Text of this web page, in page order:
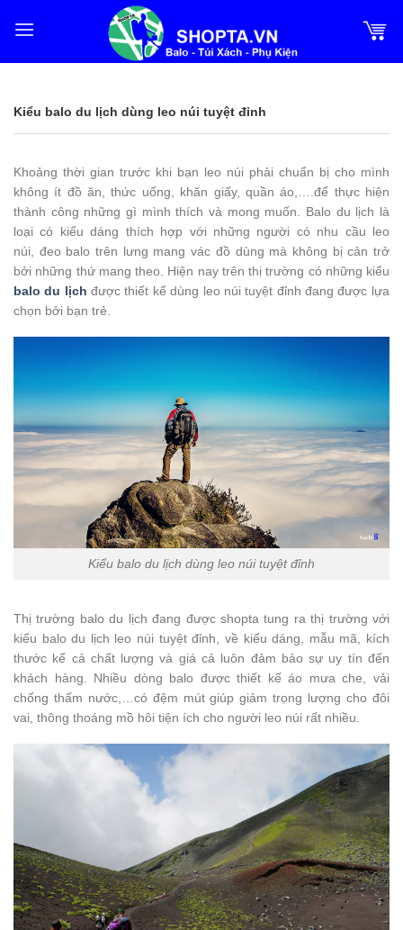
qua
Kiểu balo du lịch dùng leo núi tuyệt đỉnh
Khoảng thời gian trước khi bạn leo núi phải chuẩn bị cho mình
không ít đồ ăn, thức uống, khăn giấy, quần áo,….để thực hiện
thành công những gì mình thích và mong muốn. Balo du lịch là
loại có kiểu dáng thích hợp với những người có nhu cầu leo
núi, đeo balo trên lưng mang vác đồ dùng mà không bị cản trở
bởi những thứ mang theo. Hiện nay trên thị trường có những kiểu
balo du lịch được thiết kế dùng leo núi tuyệt đỉnh đang được lựa
chọn bởi bạn trẻ.
Kiểu balo du lịch dùng leo núi tuyệt đỉnh
Thị trường balo du lịch đang được shopta tung ra thị trường với
kiểu balo du lịch leo núi tuyệt đỉnh, về kiểu dáng, mẫu mã, kích
thước kể cả chất lượng và giá cả luôn đảm bảo sự uy tín đến
khách hàng. Nhiều dòng balo được thiết kế áo mưa che, vải
chống thấm nước,…có đệm mút giúp giảm trọng lượng cho đôi
vai, thông thoáng mồ hôi tiện ích cho người leo núi rất nhiều.